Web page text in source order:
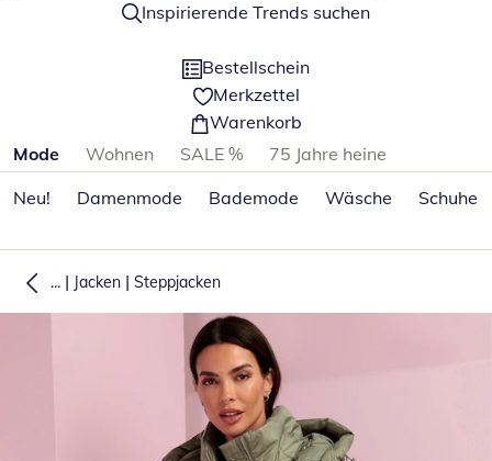
Inspirierende Trends suchen
Bestellschein
Merkzettel
Warenkorb
Produktkategorien überspringen
Mode Wohnen SALE %
75 Jahre heine
Neu!
Damenmode Bademode Wäsche Schuhe
... | Jacken | Steppjacken